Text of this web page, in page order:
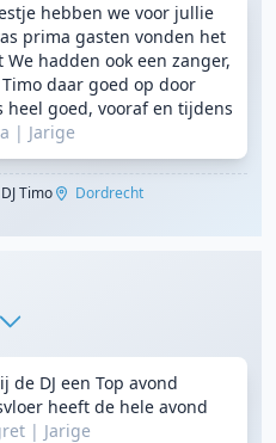
hebben we voor jullie
prima gasten vonden het
hadden ook een zanger,
daar goed op door
heel goed, vooraf en tijdens
| Jarige
DJ Timo
Dordrecht
de DJ een Top avond
heeft de hele avond
| Jarige